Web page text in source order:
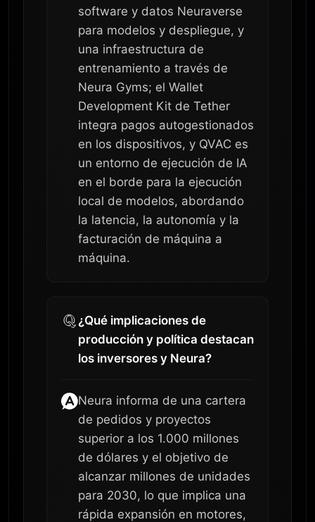
software y datos Neuraverse
para modelos y despliegue, y
una infraestructura de
entrenamiento a través de
Neura Gyms; el Wallet
Development Kit de Tether
integra pagos autogestionados
en los dispositivos, y QVAC es
un entorno de ejecución de IA
en el borde para la ejecución
local de modelos, abordando
la latencia, la autonomía y la
facturación de máquina a
máquina.
¿Qué implicaciones de
producción y política destacan
los inversores y Neura?
Neura informa de una cartera
de pedidos y proyectos
superior a los 1.000 millones
de dólares y el objetivo de
alcanzar millones de unidades
para 2030, lo que implica una
rápida expansión en motores,